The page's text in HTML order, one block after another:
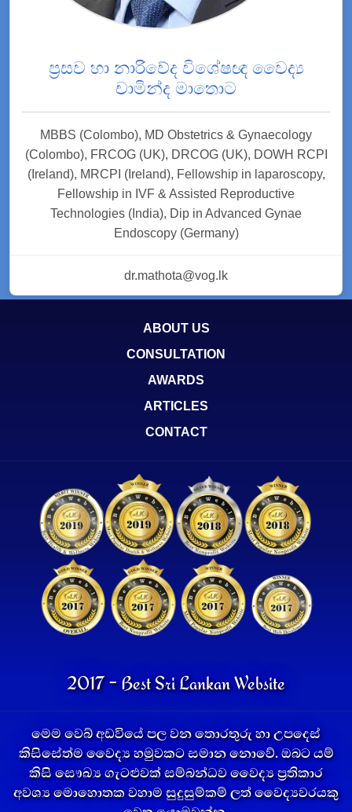
ප්‍රසව හා නාරිවේද විශේෂඥ වෛද්‍ය
චාමින්ද මාතොට
MBBS (Colombo), MD Obstetrics & Gynaecology
(Colombo), FRCOG (UK), DRCOG (UK), DOWH RCPI
(Ireland), MRCPI (Ireland), Fellowship in laparoscopy,
Fellowship in IVF & Assisted Reproductive
Technologies (India), Dip in Advanced Gynae
Endoscopy (Germany)
dr.mathota@vog.lk
ABOUT US
CONSULTATION
AWARDS
ARTICLES
CONTACT
2017 - Best Sri Lankan Website
මෙම වෙබ් අඩවියේ පල වන තොරතුරු හා උපදෙස්
කිසිසේත්ම වෛද්‍ය හමුවකට සමාන නොවේ. ඔබට යම්
කිසි සෞඛ්‍ය ගැටළුවක් සම්බන්ධව වෛද්‍ය ප්‍රතිකාර
අවශ්‍ය මොහොතක වහාම සුදුසුම්කම් ලත් වෛද්‍යවරයකු